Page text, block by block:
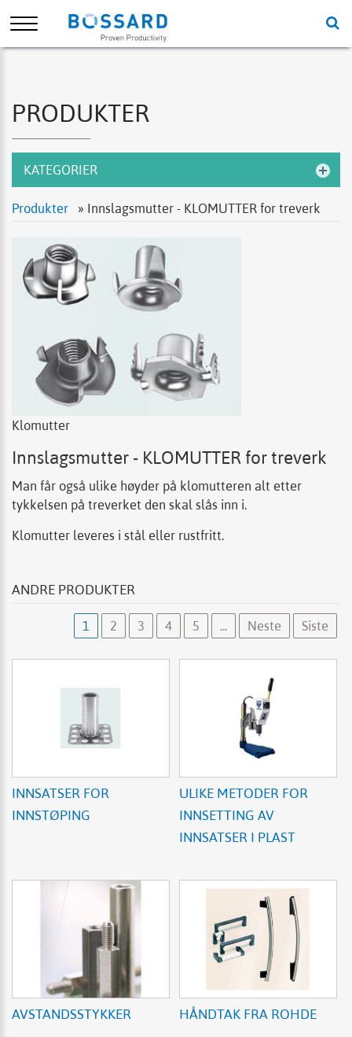
PRODUKTER
KATEGORIER
Produkter » Innslagsmutter - KLOMUTTER for treverk
Klomutter
Innslagsmutter - KLOMUTTER for treverk
Man får også ulike høyder på klomutteren alt etter
tykkelsen på treverket den skal slås inn i.
Klomutter leveres i stål eller rustfritt.
ANDRE PRODUKTER
1 2 3 4 5 ... Neste Siste
INNSATSER FOR
INNSTØPING
ULIKE METODER FOR
INNSETTING AV
INNSATSER I PLAST
AVSTANDSSTYKKER HÅNDTAK FRA ROHDE